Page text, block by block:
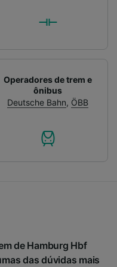
Operadores de trem e
ônibus
Deutsche Bahn, ÖBB
de Hamburg Hbf
das dúvidas mais